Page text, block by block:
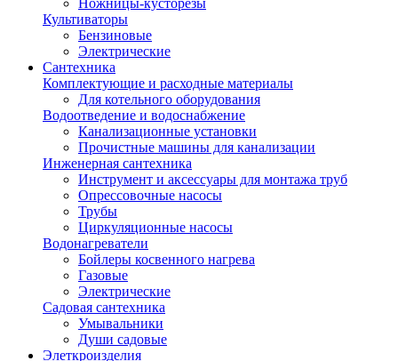
Ножницы-кусторезы
Культиваторы
Бензиновые
Электрические
Сантехника
Комплектующие и расходные материалы
Для котельного оборудования
Водоотведение и водоснабжение
Канализационные установки
Прочистные машины для канализации
Инженерная сантехника
Инструмент и аксессуары для монтажа труб
Опрессовочные насосы
Трубы
Циркуляционные насосы
Водонагреватели
Бойлеры косвенного нагрева
Газовые
Электрические
Садовая сантехника
Умывальники
Души садовые
Элеткроизделия